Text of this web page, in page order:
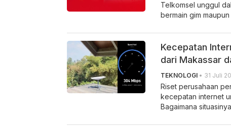
Telkomsel unggul
bermain gim
Kecepatan
dari Makassar
TEKNOLOGI • 31 Juli
Riset perusahaan
kecepatan internet
Bagaimana